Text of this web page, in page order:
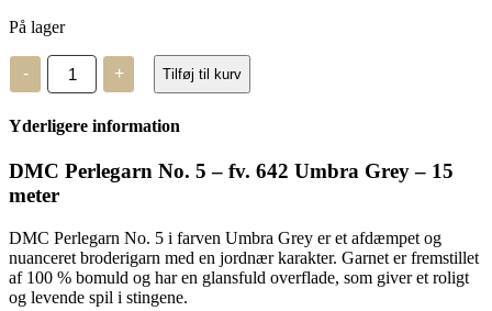
På lager
-
DMC
Perlegarn
No.
5
-
642
15
antal
+ Tilføj til kurv
Yderligere information
DMC Perlegarn No. 5 – fv. 642 Umbra Grey – 15
meter
DMC Perlegarn No. 5 i farven Umbra Grey er et afdæmpet og
nuanceret broderigarn med en jordnær karakter. Garnet er fremstillet
af 100 % bomuld og har en glansfuld overflade, som giver et roligt
og levende spil i stingene.